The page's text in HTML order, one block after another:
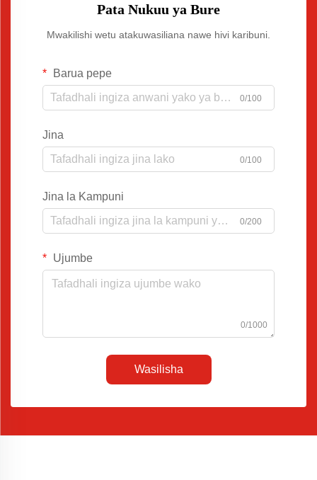
Pata Nukuu ya Bure
Mwakilishi wetu atakuwasiliana nawe hivi karibuni.
Barua pepe
0/100
Jina
0/100
Jina la Kampuni
0/200
Ujumbe
0/1000
Wasilisha